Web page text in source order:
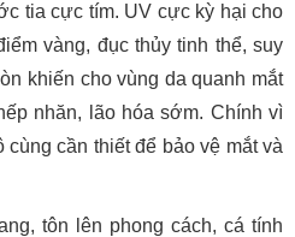
tia cực tím. UV cực kỳ hại cho
vàng, đục thủy tinh thể, suy
khiến cho vùng da quanh mắt
nhăn, lão hóa sớm. Chính vì
cần thiết để bảo vệ mắt và
tôn lên phong cách, cá tính